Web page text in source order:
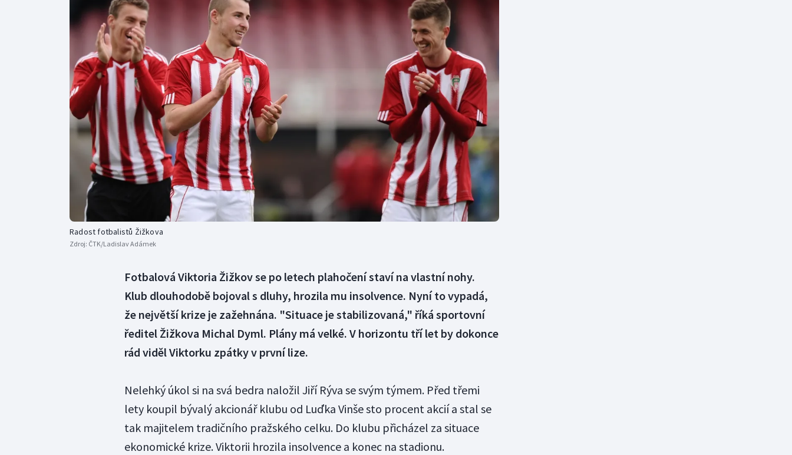
Curling
Dostihy
Florbal
Futsal
Golf
Gymnastika
Plavání
Plážový volejbal
Triatlon
Veslování
Vodní slalom
Volejbal
Ostatní
Radost fotbalistů Žižkova
Zdroj: ČTK/Ladislav Adámek
Fotbalová Viktoria Žižkov se po letech plahočení staví na vlastní nohy.
Klub dlouhodobě bojoval s dluhy, hrozila mu insolvence. Nyní to vypadá,
že největší krize je zažehnána. "Situace je stabilizovaná," říká sportovní
ředitel Žižkova Michal Dyml. Plány má velké. V horizontu tří let by dokonce
rád viděl Viktorku zpátky v první lize.
Nelehký úkol si na svá bedra naložil Jiří Rýva se svým týmem. Před třemi
lety koupil bývalý akcionář klubu od Luďka Vinše sto procent akcií a stal se
tak majitelem tradičního pražského celku. Do klubu přicházel za situace
ekonomické krize. Viktorii hrozila insolvence a konec na stadionu.